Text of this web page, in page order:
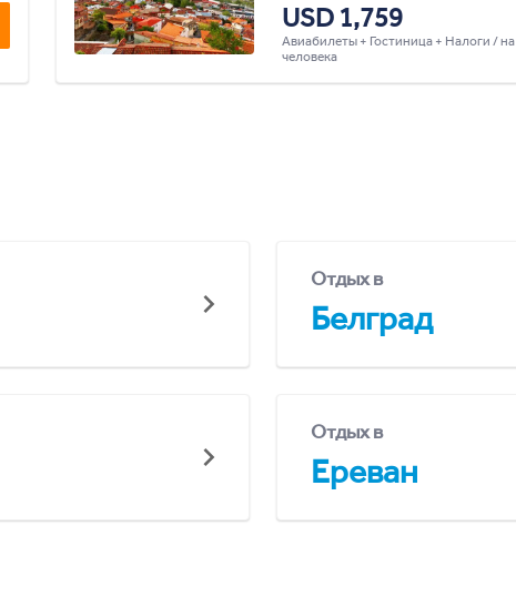
USD 1,759
Авиабилеты + Гостиница + Налоги / на
человека
Отдых в
Белград
Отдых в
Ереван